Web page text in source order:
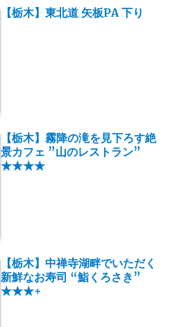
【栃木】東北道 矢板PA 下り
【栃木】霧降の滝を見下ろす絶
景カフェ ”山のレストラン”
★★★★
【栃木】中禅寺湖畔でいただく
新鮮なお寿司 “鮨くろさき”
★★★+